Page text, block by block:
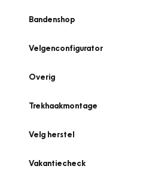
Bandenshop
Velgenconfigurator
Overig
Trekhaakmontage
Velg herstel
Vakantiecheck